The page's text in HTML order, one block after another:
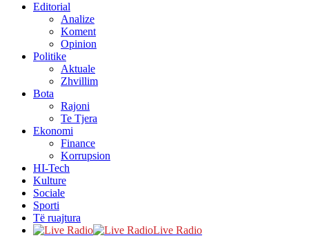
Editorial
Analize
Koment
Opinion
Politike
Aktuale
Zhvillim
Bota
Rajoni
Te Tjera
Ekonomi
Finance
Korrupsion
HI-Tech
Kulture
Sociale
Sporti
Të ruajtura
Live Radio